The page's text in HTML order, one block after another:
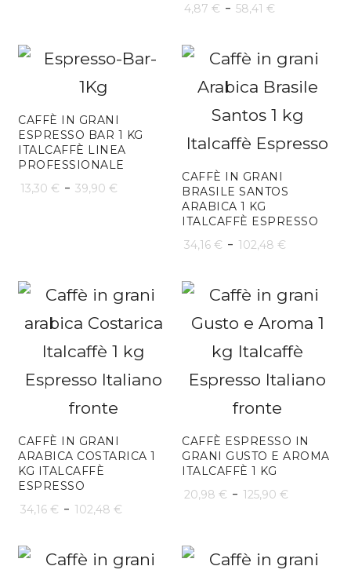
da
109,51 €
4,87 € - 58,41 €
prezzo:
da
4,87 €
a
58,41 €
CAFFÈ IN GRANI
ESPRESSO BAR 1 KG
ITALCAFFÈ LINEA
PROFESSIONALE
13,30 € - 39,90 €
13,30 €
a
39,90 €
CAFFÈ IN GRANI
BRASILE SANTOS
ARABICA 1 KG
ITALCAFFÈ ESPRESSO
34,16 € - 102,48 €
prezzo:
da
34,16 €
a
CAFFÈ IN GRANI
ARABICA COSTARICA 1
KG ITALCAFFÈ
ESPRESSO
34,16 € - 102,48 €
prezzo:
CAFFÈ ESPRESSO IN
GRANI GUSTO E AROMA
ITALCAFFÈ 1 KG
20,98 € - 125,90 €